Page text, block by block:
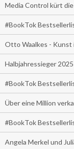
Media Control kürt
#BookTok
Otto Waalkes - Kunst
Halbjahressieger 2025
#BookTok
Über eine Million
#BookTok
Angela Merkel und